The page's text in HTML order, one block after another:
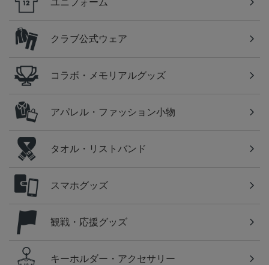
ユニフォーム
クラブ公式ウェア
コラボ・メモリアルグッズ
アパレル・ファッション小物
タオル・リストバンド
スマホグッズ
観戦・応援グッズ
キーホルダー・アクセサリー